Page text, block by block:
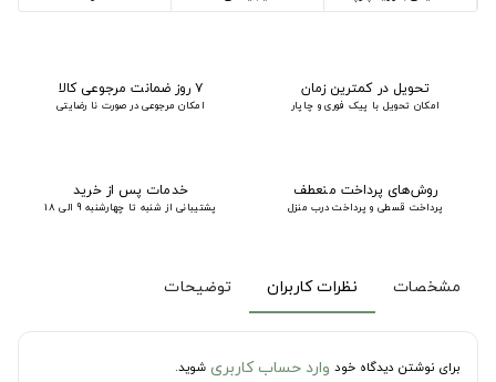
تحویل در کمترین زمان
امکان تحویل با پیک فوری و چاپار
۷ روز ضمانت مرجوعی کالا
امکان مرجوعی در صورت نا رضایتی
روش‌های پرداخت منعطف
پرداخت قسطی و پرداخت درب منزل
خدمات پس از خرید
پشتیبانی از شنبه تا چهارشنبه 9 الی 18
مشخصات نظرات کاربران توضیحات
برای نوشتن دیدگاه خود وارد حساب کاربری شوید.